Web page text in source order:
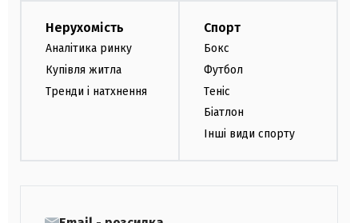
Нерухомість
Аналітика ринку
Купівля житла
Тренди і натхнення
Спорт
Бокс
Футбол
Теніс
Біатлон
Інші види спорту